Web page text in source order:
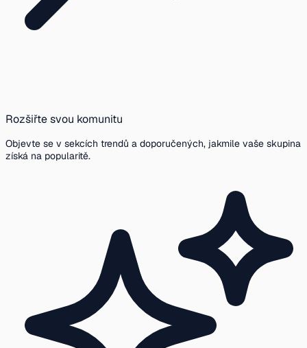
Rozšiřte svou komunitu
Objevte se v sekcích trendů a doporučených, jakmile vaše skupina
získá na popularitě.